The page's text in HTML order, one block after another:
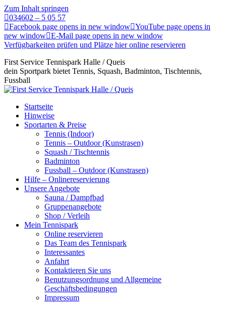
Zum Inhalt springen
034602 – 5 05 57
Facebook page opens in new window YouTube page opens in
new window E-Mail page opens in new window
Verfügbarkeiten prüfen und Plätze hier online reservieren
First Service Tennispark Halle / Queis
dein Sportpark bietet Tennis, Squash, Badminton, Tischtennis,
Fussball
Startseite
Hinweise
Sportarten & Preise
Tennis (Indoor)
Tennis – Outdoor (Kunstrasen)
Squash / Tischtennis
Badminton
Fussball – Outdoor (Kunstrasen)
Hilfe – Onlinereservierung
Unsere Angebote
Sauna / Dampfbad
Gruppenangebote
Shop / Verleih
Mein Tennispark
Online reservieren
Das Team des Tennispark
Interessantes
Anfahrt
Kontaktieren Sie uns
Benutzungsordnung und Allgemeine
Geschäftsbedingungen
Impressum